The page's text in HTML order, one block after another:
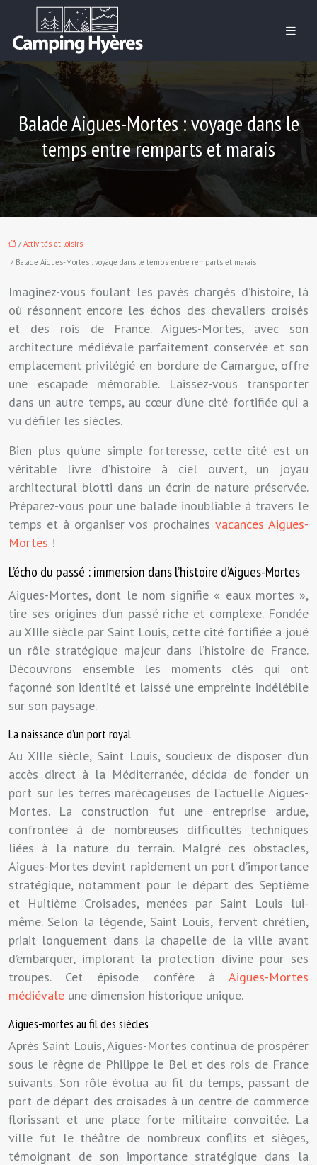
Balade Aigues-Mortes : voyage dans le
temps entre remparts et marais
/ Activités et loisirs
/ Balade Aigues-Mortes : voyage dans le temps entre remparts et marais
Imaginez-vous foulant les pavés chargés d’histoire, là
où résonnent encore les échos des chevaliers croisés
et des rois de France. Aigues-Mortes, avec son
architecture médiévale parfaitement conservée et son
emplacement privilégié en bordure de Camargue, offre
une escapade mémorable. Laissez-vous transporter
dans un autre temps, au cœur d’une cité fortifiée qui a
vu défiler les siècles.
Bien plus qu’une simple forteresse, cette cité est un
véritable livre d’histoire à ciel ouvert, un joyau
architectural blotti dans un écrin de nature préservée.
Préparez-vous pour une balade inoubliable à travers le
temps et à organiser vos prochainesvacances Aigues-
Mortes !
L’écho du passé : immersion dans l’histoire d’Aigues-Mortes
Aigues-Mortes, dont le nom signifie « eaux mortes »,
tire ses origines d’un passé riche et complexe. Fondée
au XIIIe siècle par Saint Louis, cette cité fortifiée a joué
un rôle stratégique majeur dans l’histoire de France.
Découvrons ensemble les moments clés qui ont
façonné son identité et laissé une empreinte indélébile
sur son paysage.
La naissance d’un port royal
Au XIIIe siècle, Saint Louis, soucieux de disposer d’un
accès direct à la Méditerranée, décida de fonder un
port sur les terres marécageuses de l’actuelle Aigues-
Mortes. La construction fut une entreprise ardue,
confrontée à de nombreuses difficultés techniques
liées à la nature du terrain. Malgré ces obstacles,
Aigues-Mortes devint rapidement un port d’importance
stratégique, notamment pour le départ des Septième
et Huitième Croisades, menées par Saint Louis lui-
même. Selon la légende, Saint Louis, fervent chrétien,
priait longuement dans la chapelle de la ville avant
d’embarquer, implorant la protection divine pour ses
troupes. Cet épisode confère à Aigues-Mortes
médiévale une dimension historique unique.
Aigues-mortes au fil des siècles
Après Saint Louis, Aigues-Mortes continua de prospérer
sous le règne de Philippe le Bel et des rois de France
suivants. Son rôle évolua au fil du temps, passant de
port de départ des croisades à un centre de commerce
florissant et une place forte militaire convoitée. La
ville fut le théâtre de nombreux conflits et sièges,
témoignant de son importance stratégique dans la